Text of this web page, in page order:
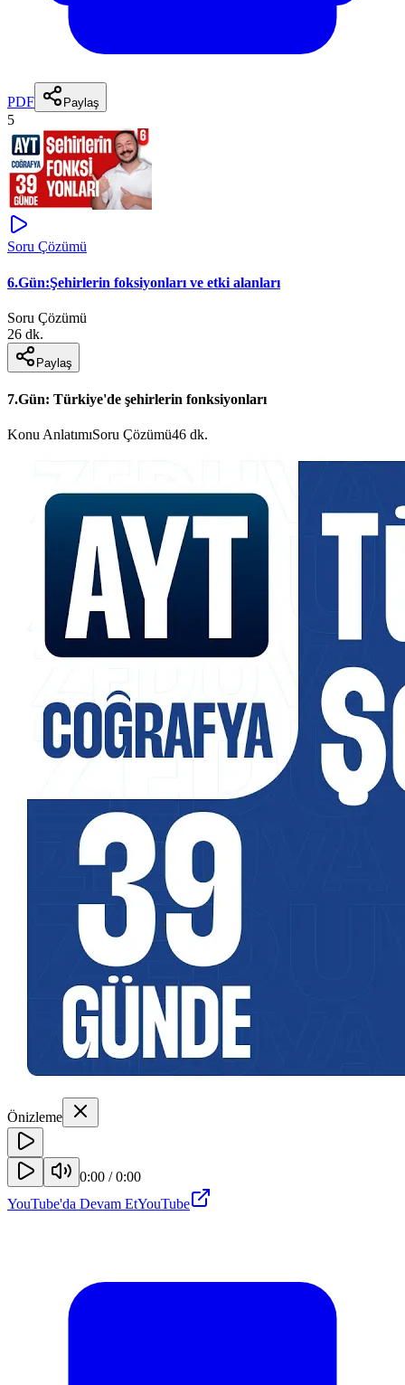
PDF Paylaş
5
Soru Çözümü
6.Gün:Şehirlerin foksiyonları ve etki alanları
Soru Çözümü
26 dk.
Paylaş
7.Gün: Türkiye'de şehirlerin fonksiyonları
Konu AnlatımıSoru Çözümü46 dk.
Önizleme
0:00 /0:00
YouTube'da Devam EtYouTube